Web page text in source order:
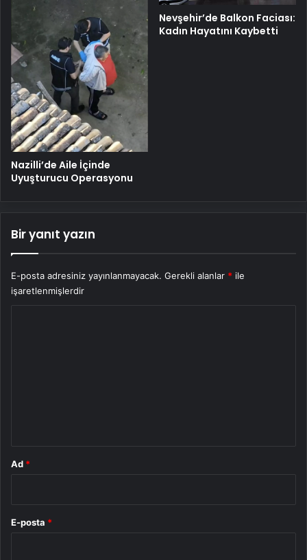
Nazilli’de Aile İçinde
Uyuşturucu Operasyonu
Nevşehir’de Balkon Faciası:
Kadın Hayatını Kaybetti
Bir yanıt yazın
E-posta adresiniz yayınlanmayacak. Gerekli alanlar * ile
işaretlenmişlerdir
Ad *
E-posta *